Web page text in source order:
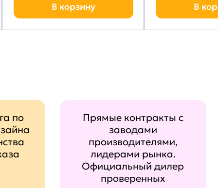
В корзину В
по
Прямые контракты с
заводами
производителями,
лидерами рынка.
Официальный дилер
проверенных